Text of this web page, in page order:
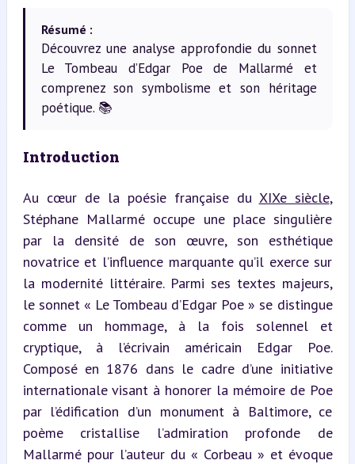
Résumé :
Découvrez une analyse approfondie du sonnet
Le Tombeau d’Edgar Poe de Mallarmé et
comprenez son symbolisme et son héritage
poétique. 📚
Introduction
Au cœur de la poésie française du XIXe siècle,
Stéphane Mallarmé occupe une place singulière
par la densité de son œuvre, son esthétique
novatrice et l’influence marquante qu’il exerce sur
la modernité littéraire. Parmi ses textes majeurs,
le sonnet « Le Tombeau d’Edgar Poe » se distingue
comme un hommage, à la fois solennel et
cryptique, à l’écrivain américain Edgar Poe.
Composé en 1876 dans le cadre d’une initiative
internationale visant à honorer la mémoire de Poe
par l’édification d’un monument à Baltimore, ce
poème cristallise l’admiration profonde de
Mallarmé pour l’auteur du « Corbeau » et évoque